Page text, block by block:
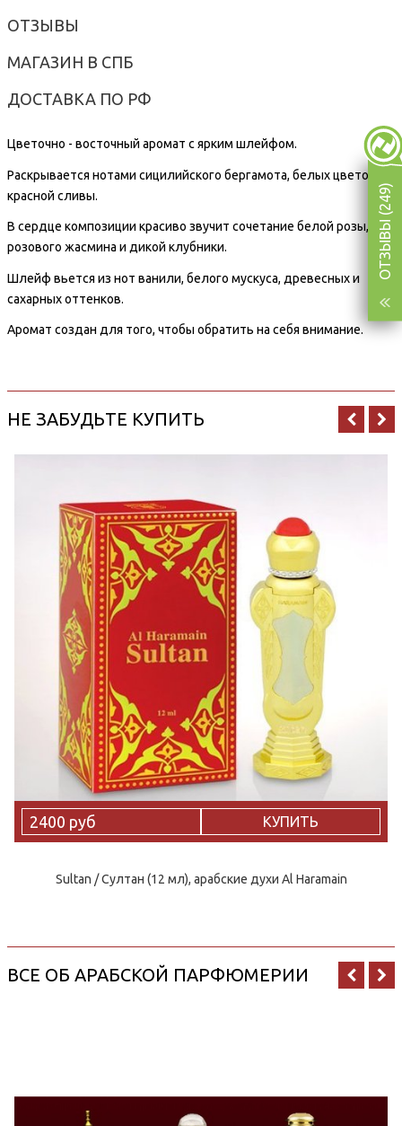
ОТЗЫВЫ
МАГАЗИН В СПБ
ДОСТАВКА ПО РФ
Цветочно - восточный аромат с ярким шлейфом.
Раскрывается нотами сицилийского бергамота, белых цветов и
красной сливы.
В сердце композиции красиво звучит сочетание белой розы,
розового жасмина и дикой клубники.
Шлейф вьется из нот ванили, белого мускуса, древесных и
сахарных оттенков.
Аромат создан для того, чтобы обратить на себя внимание.
НЕ ЗАБУДЬТЕ КУПИТЬ
2400 руб КУПИТЬ
Sultan / Султан (12 мл), арабские духи Al Haramain
ВСЕ ОБ АРАБСКОЙ ПАРФЮМЕРИИ
ОТЗЫВЫ (249)